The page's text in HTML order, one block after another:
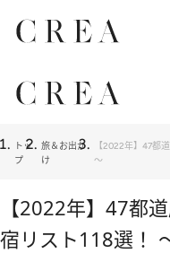
トッ
プ
旅＆お出か
け
【2022年】47都
～
【2022年】47都
宿リスト118選！